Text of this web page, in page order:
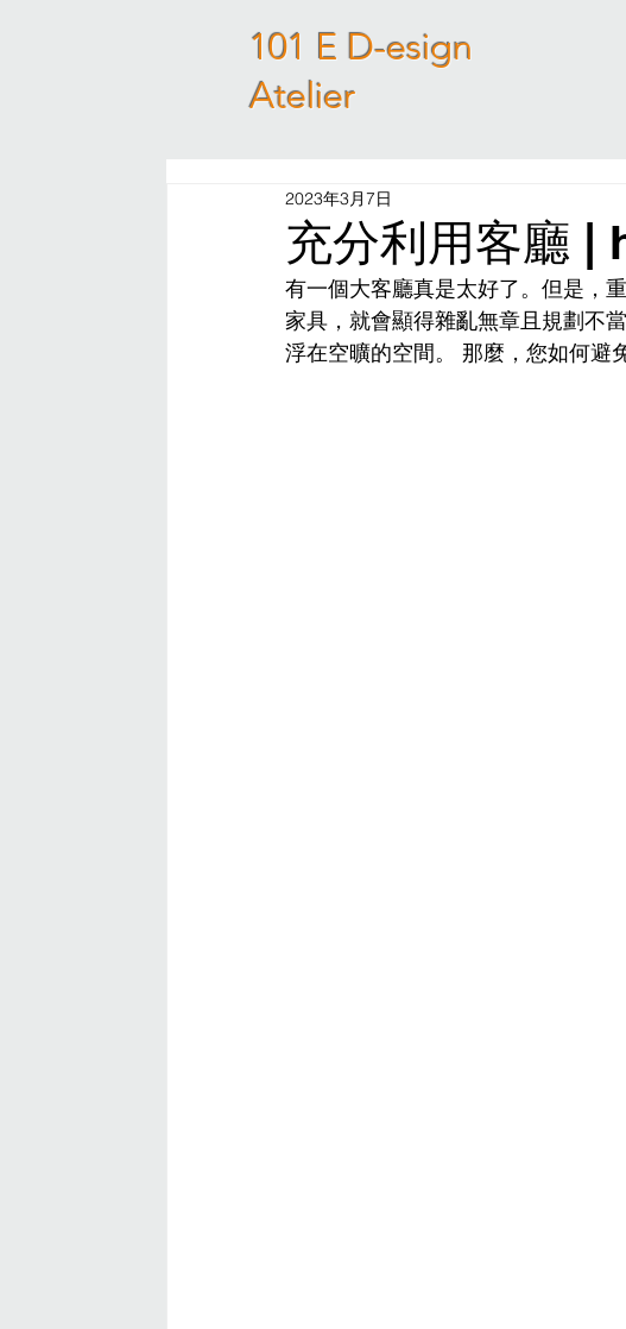
101 E D-esign
Atelier
充分利用客廳
2023年3月7日
有一個大客廳真是太好了。但是，
家具，就會顯得雜亂無章且規劃不
浮在空曠的空間。 那麼，您如何避